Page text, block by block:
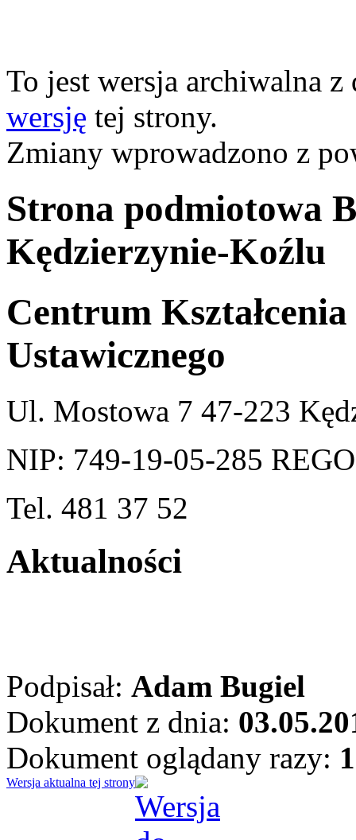
To jest wersja archiwalna
wersję tej strony.
Zmiany wprowadzono z
Strona podmiotowa
Kędzierzynie-Koźlu
Centrum
Ustawicznego
Ul. Mostowa 7 47-223
NIP: 749-19-05-285
Tel. 481 37 52
Aktualności
Podpisał: Adam Bugiel
Dokument z dnia:
Dokument oglądany razy:
Wersja aktualna tej strony